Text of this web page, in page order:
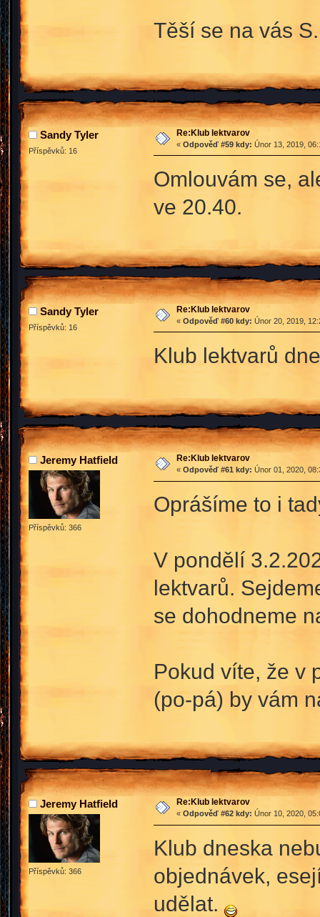
Těší se na vás
Sandy Tyler
Příspěvků: 16
Re:Klub lektvarov
« Odpověď #59 kdy: Únor 13, 2019,
Omlouvám se,
ve 20.40.
Sandy Tyler
Příspěvků: 16
Re:Klub lektvarov
« Odpověď #60 kdy: Únor 20, 2019,
Klub lektvarů
Jeremy Hatfield
Příspěvků: 366
Re:Klub lektvarov
« Odpověď #61 kdy: Únor 01, 2020,
Oprášíme to i
V pondělí
lektvarů.
se dohodneme
Pokud víte, že v
(po-pá) by vám
Jeremy Hatfield
Příspěvků: 366
Re:Klub lektvarov
« Odpověď #62 kdy: Únor 10, 2020,
Klub dneska
objednávek,
udělat.